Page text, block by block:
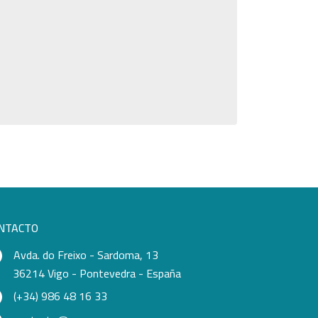
Avda. do Freixo - Sardoma, 13
36214 Vigo - Pontevedra - España
(+34) 986 48 16 33